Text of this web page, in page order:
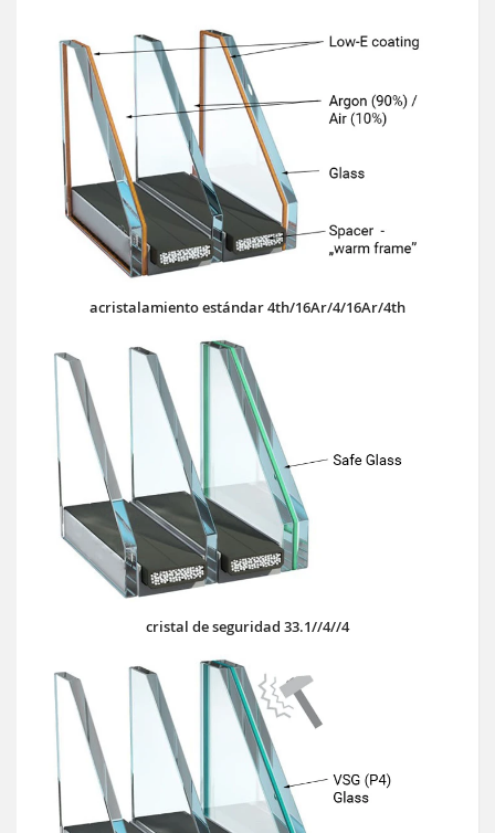
acristalamiento estándar 4th/16Ar/4/16Ar/4th
cristal de seguridad 33.1//4//4